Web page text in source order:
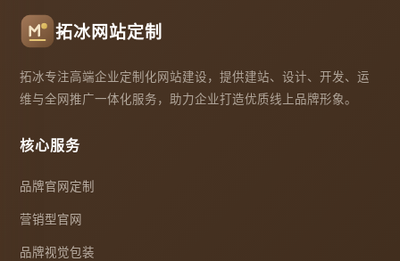
拓冰网站定制
拓冰专注高端企业定制化网站建设，提供建站、设计、开发、运
维与全网推广一体化服务，助力企业打造优质线上品牌形象。
核心服务
品牌官网定制
营销型官网
品牌视觉包装